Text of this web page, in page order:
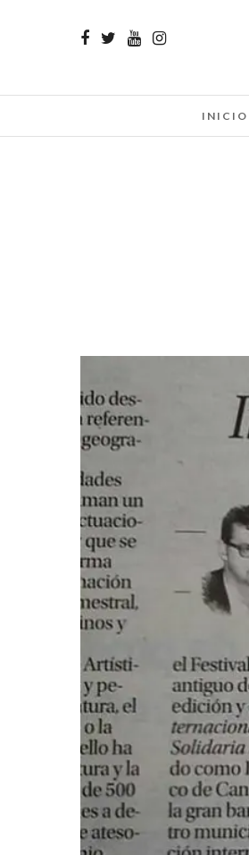
INICIO